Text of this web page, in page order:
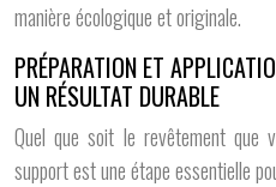
manière écologique et originale.
PRÉPARATION ET
UN RÉSULTAT DURABLE
Quel que soit le revêtement que
support est une étape essentielle